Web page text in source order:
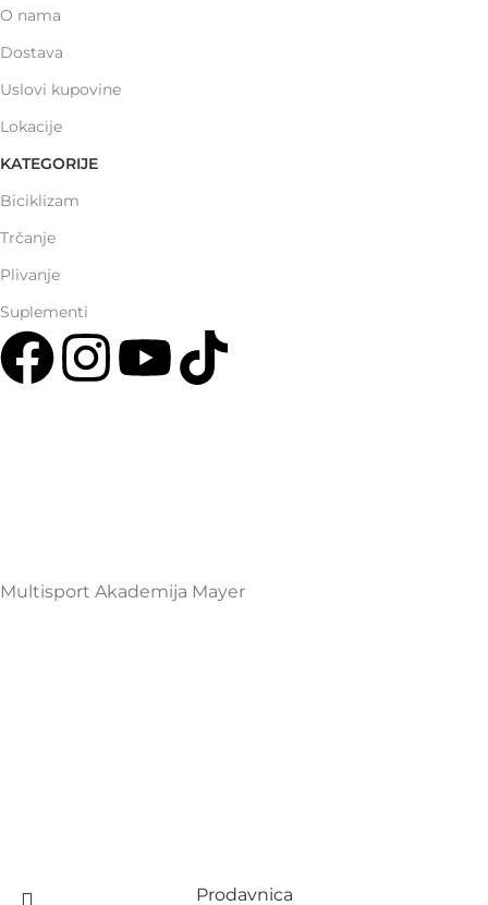
O nama
Dostava
Uslovi kupovine
Lokacije
KATEGORIJE
Biciklizam
Trčanje
Plivanje
Suplementi
Multisport Akademija Mayer
Prodavnica